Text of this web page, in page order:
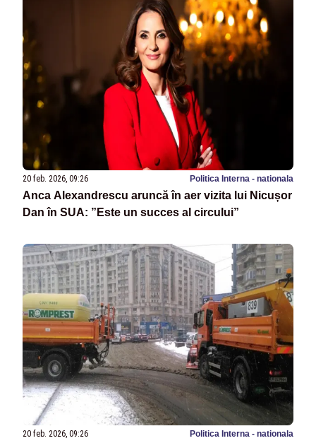
20 feb. 2026, 09:26 Politica Interna - nationala
Anca Alexandrescu aruncă în aer vizita lui Nicușor
Dan în SUA: ”Este un succes al circului”
20 feb. 2026, 09:26 Politica Interna - nationala